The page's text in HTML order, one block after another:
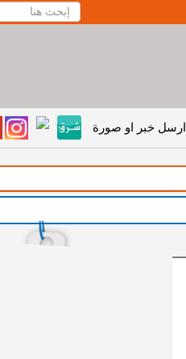
ارسل خبر او صورة